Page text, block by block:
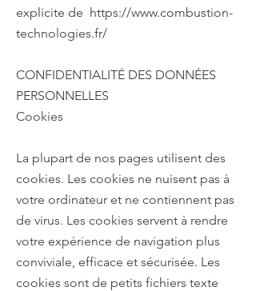
explicite de https://www.combustion-
technologies.fr/
CONFIDENTIALITÉ DES DONNÉES
PERSONNELLES
Cookies
La plupart de nos pages utilisent des
cookies. Les cookies ne nuisent pas à
votre ordinateur et ne contiennent pas
de virus. Les cookies servent à rendre
votre expérience de navigation plus
conviviale, efficace et sécurisée. Les
cookies sont de petits fichiers texte